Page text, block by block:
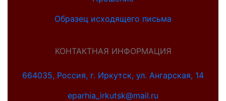
Образец исходящего письма
КОНТАКТНАЯ ИНФОРМАЦИЯ
664035, Россия, г. Иркутск, ул. Ангарская, 14
eparhia_irkutsk@mail.ru